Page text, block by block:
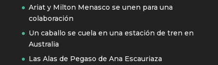
Ariat y Milton Menasco se unen para una
colaboración
Un caballo se cuela en una estación de tren en
Australia
Las Alas de Pegaso de Ana Escauriaza